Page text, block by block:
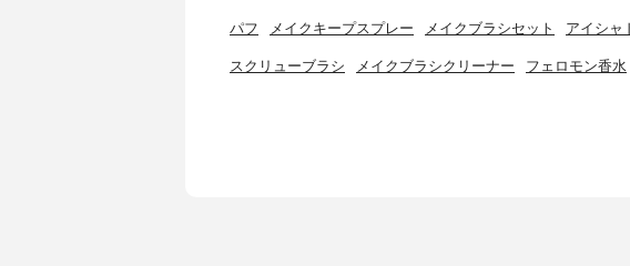
パフ メイクキープスプレー メイクブラシセット アイシャ
スクリューブラシ メイクブラシクリーナー フェロモン香水